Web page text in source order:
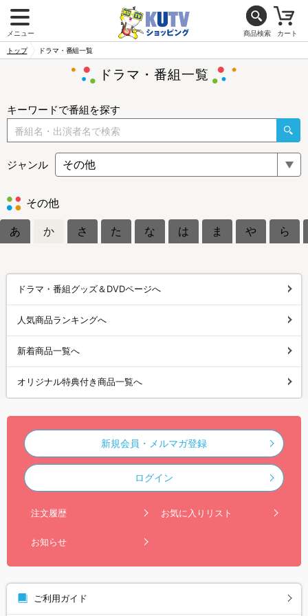
メニュー 商品検索 カート
トップ ドラマ・番組一覧
ドラマ・番組一覧
キーワードで番組を探す
ジャンル
その他
あ か さ た な は ま や ら
ドラマ・番組グッズ＆DVDページへ
人気商品ランキングへ
新着商品一覧へ
オリジナル特典付き商品一覧へ
新規会員・メルマガ登録
ログイン
注文履歴 お気に入りリスト
お知らせ
ご利用ガイド